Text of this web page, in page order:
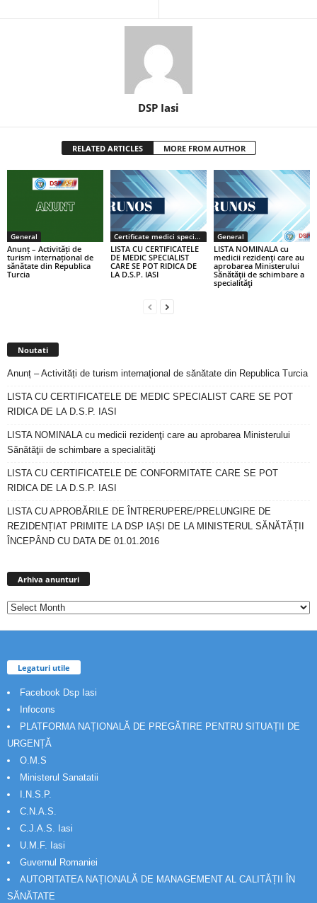
DSP Iasi
RELATED ARTICLES MORE FROM AUTHOR
General
Anunț – Activități de
turism internațional de
sănătate din Republica
Turcia
Certificate medici specialiști / primari
LISTA CU CERTIFICATELE
DE MEDIC SPECIALIST
CARE SE POT RIDICA DE
LA D.S.P. IASI
General
LISTA NOMINALA cu
medicii rezidenţi care au
aprobarea Ministerului
Sănătăţii de schimbare a
specialităţi
Noutati
Anunț – Activități de turism internațional de sănătate din Republica Turcia
LISTA CU CERTIFICATELE DE MEDIC SPECIALIST CARE SE POT
RIDICA DE LA D.S.P. IASI
LISTA NOMINALA cu medicii rezidenţi care au aprobarea Ministerului
Sănătăţii de schimbare a specialităţi
LISTA CU CERTIFICATELE DE CONFORMITATE CARE SE POT
RIDICA DE LA D.S.P. IASI
LISTA CU APROBĂRILE DE ÎNTRERUPERE/PRELUNGIRE DE
REZIDENȚIAT PRIMITE LA DSP IAȘI DE LA MINISTERUL SĂNĂTĂȚII
ÎNCEPÂND CU DATA DE 01.01.2016
Arhiva anunturi
Legaturi utile
Facebook Dsp Iasi
Infocons
PLATFORMA NAȚIONALĂ DE PREGĂTIRE PENTRU SITUAȚII DE
URGENȚĂ
O.M.S
Ministerul Sanatatii
I.N.S.P.
C.N.A.S.
C.J.A.S. Iasi
U.M.F. Iasi
Guvernul Romaniei
AUTORITATEA NAȚIONALĂ DE MANAGEMENT AL CALITĂȚII ÎN
SĂNĂTATE